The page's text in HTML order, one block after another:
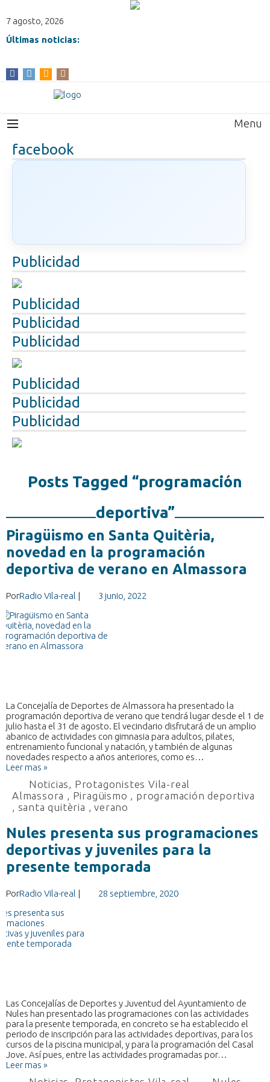
7 agosto, 2026
Últimas noticias:
Menu
facebook
Publicidad
Publicidad
Publicidad
Publicidad
Publicidad
Publicidad
Publicidad
Posts Tagged “programación
deportiva”
Piragüismo en Santa Quitèria,
novedad en la programación
deportiva de verano en Almassora
PorRadio Vila-real | 3 junio, 2022
La Concejalía de Deportes de Almassora ha presentado la
programación deportiva de verano que tendrá lugar desde el 1 de
julio hasta el 31 de agosto. El vecindario disfrutará de un amplio
abanico de actividades con gimnasia para adultos, pilates,
entrenamiento funcional y natación, y también de algunas
novedades respecto a años anteriores, como es…
Leer mas »
Noticias, Protagonistes Vila-real
Almassora , Piragüismo , programación deportiva
, santa quitèria ,verano
Nules presenta sus programaciones
deportivas y juveniles para la
presente temporada
PorRadio Vila-real | 28 septiembre, 2020
Las Concejalías de Deportes y Juventud del Ayuntamiento de
Nules han presentado las programaciones con las actividades
para la presente temporada, en concreto se ha establecido el
periodo de inscripción para las actividades deportivas, para los
cursos de la piscina municipal, y para la programación del Casal
Jove. Así pues, entre las actividades programadas por…
Leer mas »